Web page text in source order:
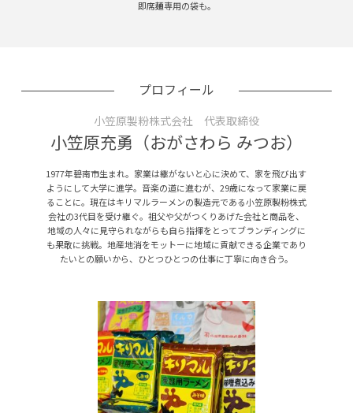
即席麺専用の袋も。
プロフィール
小笠原製粉株式会社 代表取締役
小笠原充勇（おがさわら みつお）
1977年碧南市生まれ。家業は継がないと心に決めて、家を飛び出す
ようにして大学に進学。音楽の道に進むが、29歳になって家業に戻
ることに。現在はキリマルラーメンの製造元である小笠原製粉株式
会社の3代目を受け継ぐ。祖父や父がつくりあげた会社と商品を、
地域の人々に見守られながらも自ら指揮をとってブランディングに
も果敢に挑戦。地産地消をモットーに地域に貢献できる企業であり
たいとの願いから、ひとつひとつの仕事に丁寧に向き合う。